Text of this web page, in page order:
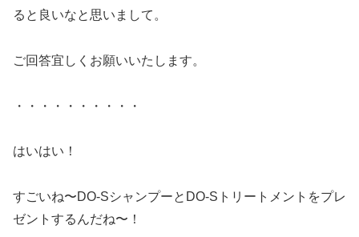
ると良いなと思いまして。
ご回答宜しくお願いいたします。
・・・・・・・・・・
はいはい！
すごいね〜DO-SシャンプーとDO-Sトリートメントをプレ
ゼントするんだね〜！